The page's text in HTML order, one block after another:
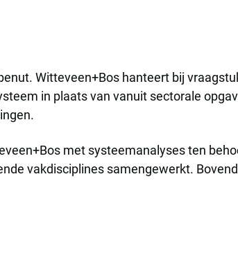
Witteveen+Bos hanteert bij
in plaats van vanuit sectorale
met systeemanalyses ten
vakdisciplines samengewerkt.